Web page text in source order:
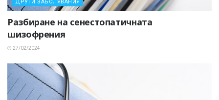
ДРУГИ ЗАБОЛЯВАНИЯ
Разбиране на сенестопатичната
шизофрения
27/02/2024